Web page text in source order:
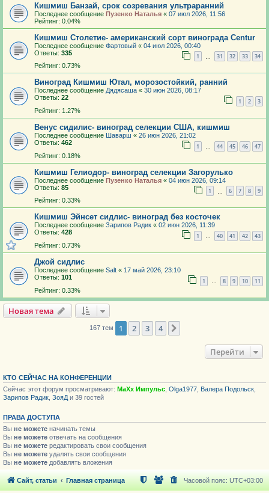
Кишмиш Банзай, срок созревания ультраранний
Последнее сообщение Пузенко Наталья « 07 июл 2026, 11:56
Рейтинг: 0.04%
Кишмиш Столетие- американский сорт винограда Centur
Последнее сообщение Фартовый « 04 июл 2026, 00:40
Ответы: 335 1 31 32 33 34
Рейтинг: 0.73%
Виноград Кишмиш Ютал, морозостойкий, ранний
Последнее сообщение Дядясаша « 30 июн 2026, 08:17
Ответы: 22 1 2 3
Рейтинг: 1.27%
Венус сидилис- виноград селекции США, кишмиш
Последнее сообщение Шаварш « 26 июн 2026, 21:02
Ответы: 462 1 … 44 45 46 47
Рейтинг: 0.18%
Кишмиш Гелиодор- виноград селекции Загорулько
Последнее сообщение Пузенко Наталья « 04 июн 2026, 09:14
Ответы: 85 1 6 7 8 9
Рейтинг: 0.33%
Кишмиш Эйнсет сидлис- виноград без косточек
Последнее сообщение Зарипов Радик « 02 июн 2026, 11:39
Ответы: 428 1 … 40 41 42 43
Рейтинг: 0.73%
Джой сидлис
Последнее сообщение Salt « 17 май 2026, 23:10
Ответы: 101 1 … 8 9 10 11
Рейтинг: 0.33%
Новая тема
167 тем 1 2 3 4
Перейти
КТО СЕЙЧАС НА КОНФЕРЕНЦИИ
Сейчас этот форум просматривают: MaXx Импульс Olga1977 Валера Подольск
Зарипов Радик ЗояД и 39 гостей
ПРАВА ДОСТУПА
Вы не можете начинать темы
Вы не можете отвечать на сообщения
Вы не можете редактировать свои сообщения
Вы не можете удалять свои сообщения
Вы не можете добавлять вложения
Сайт, статьи Главная страница Часовой пояс: UTC+03:00